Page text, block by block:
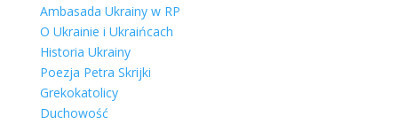
Ambasada Ukrainy w RP
O Ukrainie i Ukraińcach
Historia Ukrainy
Poezja Petra Skrijki
Grekokatolicy
Duchowość